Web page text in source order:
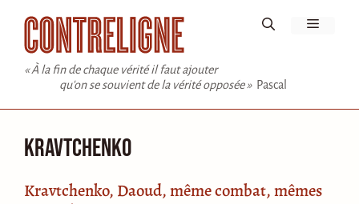
contenu
« À la fin de chaque vérité il faut ajouter
qu'on se souvient de la vérité opposée » Pascal
Menu
Kravtchenko
Kravtchenko, Daoud, même combat, mêmes